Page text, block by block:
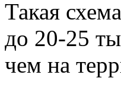
Такая
до 20-25
чем на